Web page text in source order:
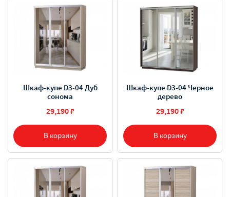
В корзину
Шкаф-купе D3-04 Дуб
сонома
29,190 ₽
В корзину
Шкаф-купе D3-04 Черное
дерево
29,190 ₽